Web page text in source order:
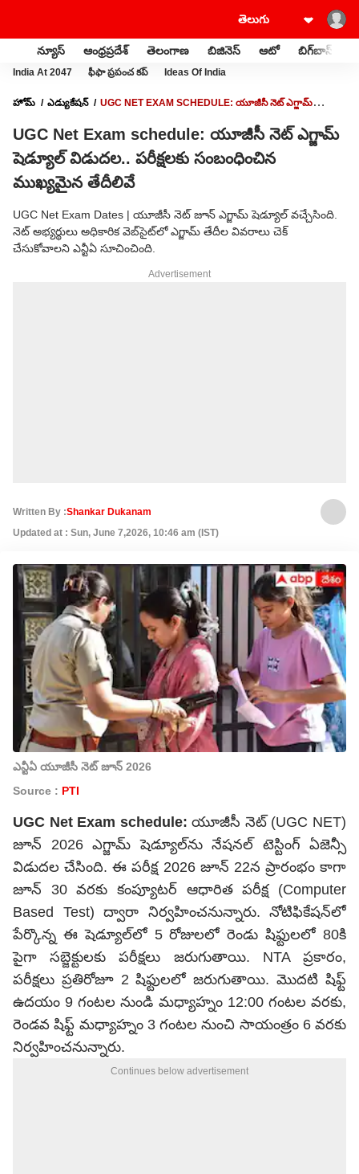
న్యూస్ ఆంధ్రప్రదేశ్ తెలంగాణ బిజినెస్ ఆటో బిగ్‌బాస్
India At 2047 ఫీఫా ప్రపంచ కప్ Ideas Of India
హోమ్ ఎడ్యుకేషన్
UGC NET EXAM SCHEDULE: యూజీసీ నెట్ ఎగ్జామ్
UGC Net Exam schedule: యూజీసీ నెట్ ఎగ్జామ్
షెడ్యూల్ విడుదల.. పరీక్షలకు సంబంధించిన
ముఖ్యమైన తేదీలివే
UGC Net Exam Dates | యూజీసీ నెట్ జూన్ ఎగ్జామ్ షెడ్యూల్ వచ్చేసింది.
నెట్ అభ్యర్థులు అధికారిక వెబ్‌సైట్‌లో ఎగ్జామ్ తేదీల వివరాలు చెక్
చేసుకోవాలని ఎన్టీఏ సూచించింది.
Advertisement
Written By :Shankar Dukanam
Updated at : Sun, June 7,2026, 10:46 am (IST)
ఎన్టీఏ యూజీసీ నెట్ జూన్ 2026
Source : PTI
UGC Net Exam schedule: యూజీసీ నెట్ (UGC NET)
జూన్ 2026 ఎగ్జామ్ షెడ్యూల్‌ను నేషనల్ టెస్టింగ్ ఏజెన్సీ
విడుదల చేసింది. ఈ పరీక్ష 2026 జూన్ 22న ప్రారంభం కాగా
జూన్ 30 వరకు కంప్యూటర్ ఆధారిత పరీక్ష (Computer
Based Test) ద్వారా నిర్వహించనున్నారు. నోటిఫికేషన్‌లో
పేర్కొన్న ఈ షెడ్యూల్‌లో 5 రోజులలో రెండు షిఫ్టులలో 80కి
పైగా సబ్జెక్టులకు పరీక్షలు జరుగుతాయి. NTA ప్రకారం,
పరీక్షలు ప్రతిరోజూ 2 షిఫ్టులలో జరుగుతాయి. మొదటి షిఫ్ట్
ఉదయం 9 గంటల నుండి మధ్యాహ్నం 12:00 గంటల వరకు,
రెండవ షిఫ్ట్ మధ్యాహ్నం 3 గంటల నుంచి సాయంత్రం 6 వరకు
నిర్వహించనున్నారు.
Continues below advertisement